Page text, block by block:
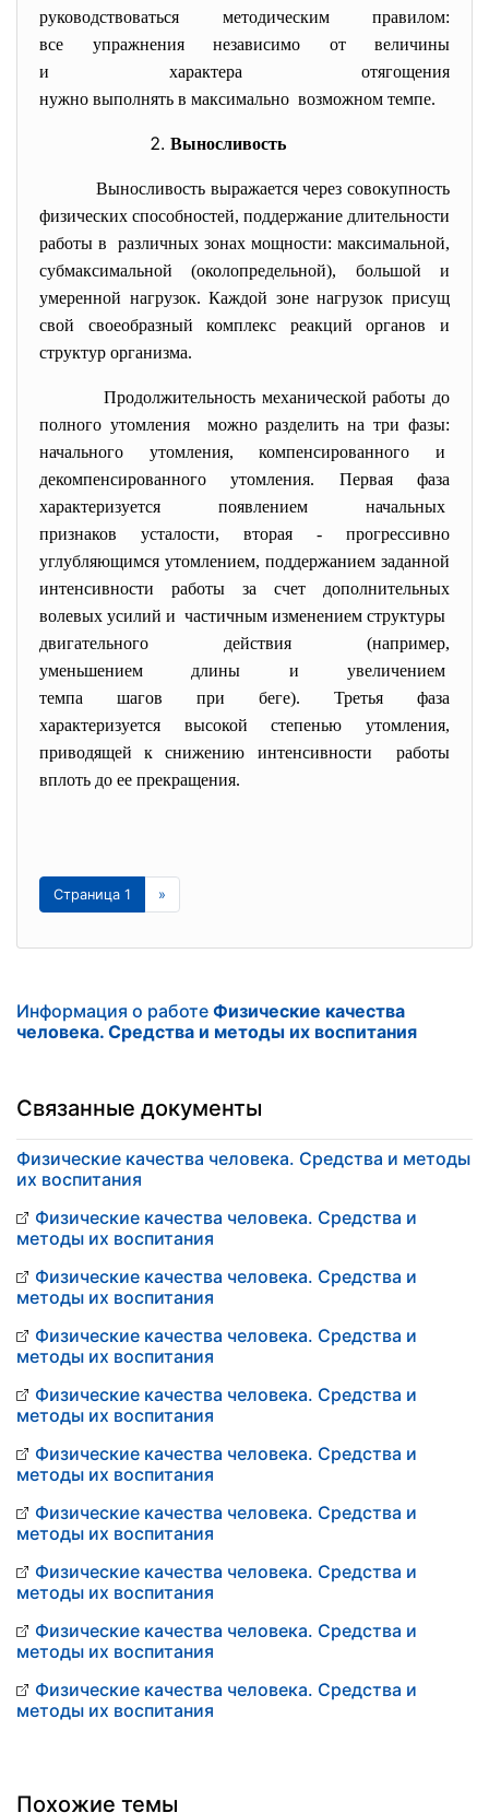
руководствоваться методическим правилом:
все упражнения независимо от величины
и характера отягощения
нужно выполнять в максимально возможном темпе.
Выносливость
Выносливость выражается через совокупность
физических способностей, поддержание длительности
работы в различных зонах мощности: максимальной,
субмаксимальной (околопредельной), большой и
умеренной нагрузок. Каждой зоне нагрузок присущ
свой своеобразный комплекс реакций органов и
структур организма.
Продолжительность механической работы до
полного утомления можно разделить на три фазы:
начального утомления, компенсированного и
декомпенсированного утомления. Первая фаза
характеризуется появлением начальных
признаков усталости, вторая - прогрессивно
углубляющимся утомлением, поддержанием заданной
интенсивности работы за счет дополнительных
волевых усилий и частичным изменением структуры
двигательного действия (например,
уменьшением длины и увеличением
темпа шагов при беге). Третья фаза
характеризуется высокойстепенью утомления,
приводящей к снижению интенсивности работы
вплоть до ее прекращения.
Страница 1 »
Информация о работе Физические качества
человека. Средства и методы их воспитания
Связанные документы
Физические качества человека. Средства и методы
их воспитания
Физические качества человека. Средства и
методы их воспитания
Физические качества человека. Средства и
методы их воспитания
Физические качества человека. Средства и
методы их воспитания
Физические качества человека. Средства и
методы их воспитания
Физические качества человека. Средства и
методы их воспитания
Физические качества человека. Средства и
методы их воспитания
Физические качества человека. Средства и
методы их воспитания
Физические качества человека. Средства и
методы их воспитания
Физические качества человека. Средства и
методы их воспитания
Похожие темы